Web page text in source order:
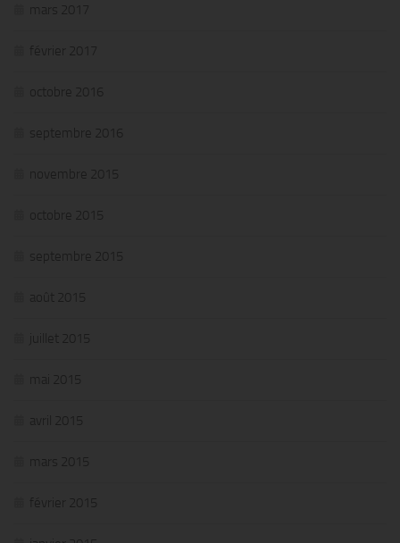
mars 2017
février 2017
octobre 2016
septembre 2016
novembre 2015
octobre 2015
septembre 2015
août 2015
juillet 2015
mai 2015
avril 2015
mars 2015
février 2015